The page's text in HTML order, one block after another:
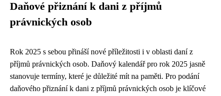
Daňové přiznání k dani z příjmů
právnických osob
Rok 2025 s sebou přináší nové příležitosti i v oblasti daní z
příjmů právnických osob. Daňový kalendář pro rok 2025 jasně
stanovuje termíny, které je důležité mít na paměti. Pro podání
daňového přiznání k dani z příjmů právnických osob je klíčové